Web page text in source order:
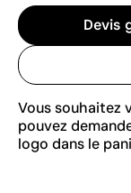
Devis
Vous souhaitez
pouvez
logo dans le